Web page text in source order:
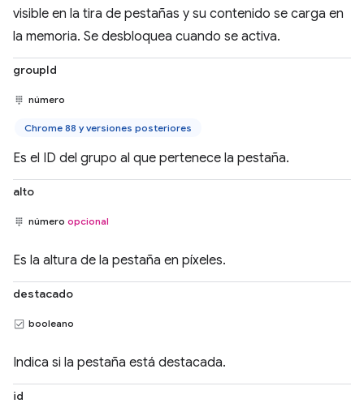
visible en la tira de pestañas y su contenido se carga en
la memoria. Se desbloquea cuando se activa.
groupId
número
Chrome 88 y versiones posteriores
Es el ID del grupo al que pertenece la pestaña.
alto
número opcional
Es la altura de la pestaña en píxeles.
destacado
booleano
Indica si la pestaña está destacada.
id